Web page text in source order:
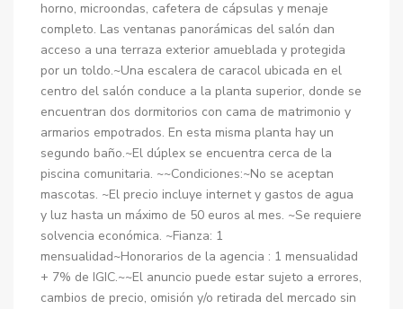
horno, microondas, cafetera de cápsulas y menaje
completo. Las ventanas panorámicas del salón dan
acceso a una terraza exterior amueblada y protegida
por un toldo.~Una escalera de caracol ubicada en el
centro del salón conduce a la planta superior, donde se
encuentran dos dormitorios con cama de matrimonio y
armarios empotrados. En esta misma planta hay un
segundo baño.~El dúplex se encuentra cerca de la
piscina comunitaria. ~~Condiciones:~No se aceptan
mascotas. ~El precio incluye internet y gastos de agua
y luz hasta un máximo de 50 euros al mes. ~Se requiere
solvencia económica. ~Fianza: 1
mensualidad~Honorarios de la agencia : 1 mensualidad
+ 7% de IGIC.~~El anuncio puede estar sujeto a errores,
cambios de precio, omisión y/o retirada del mercado sin